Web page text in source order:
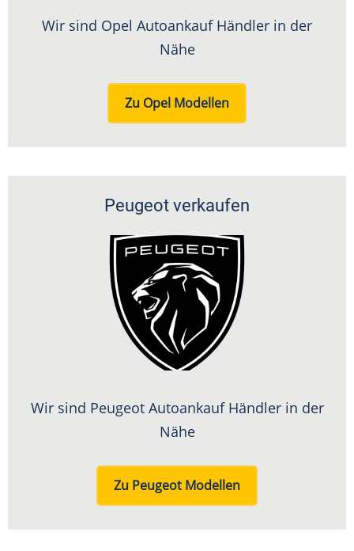
Wir sind Opel Autoankauf Händler in der
Nähe
Zu Opel Modellen
Peugeot verkaufen
Wir sind Peugeot Autoankauf Händler in der
Nähe
Zu Peugeot Modellen